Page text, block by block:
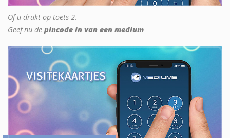
Of u drukt op toets 2.
Geef nu de pincode in van een medium